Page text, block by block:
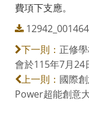
費項下支應。
下一則： 正修
會於115年7月24
上一則： 國際
Power超能創意